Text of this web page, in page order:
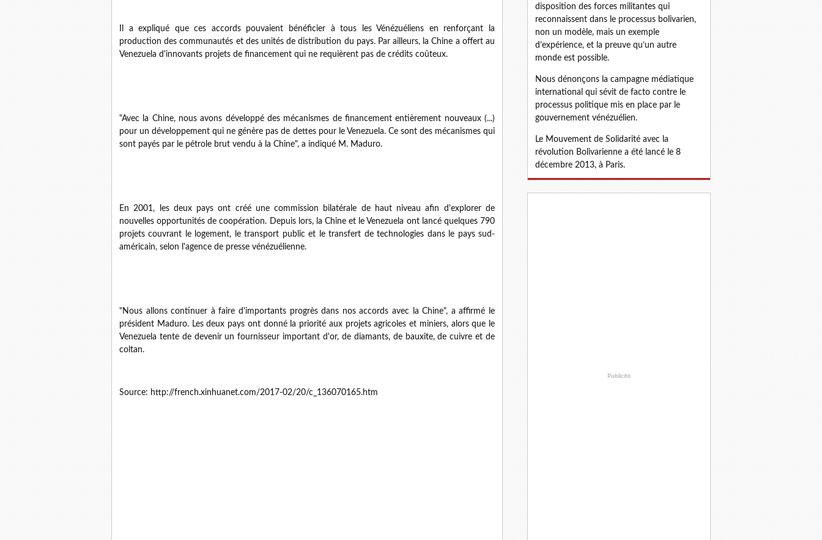
Il a expliqué que ces accords pouvaient bénéficier à tous les Vénézuéliens en renforçant la
production des communautés et des unités de distribution du pays. Par ailleurs, la Chine a offert au
Venezuela d'innovants projets de financement qui ne requièrent pas de crédits coûteux.
"Avec la Chine, nous avons développé des mécanismes de financement entièrement nouveaux (...)
pour un développement qui ne génère pas de dettes pour le Venezuela. Ce sont des mécanismes qui
sont payés par le pétrole brut vendu à la Chine", a indiqué M. Maduro.
En 2001, les deux pays ont créé une commission bilatérale de haut niveau afin d'explorer de
nouvelles opportunités de coopération. Depuis lors, la Chine et le Venezuela ont lancé quelques 790
projets couvrant le logement, le transport public et le transfert de technologies dans le pays sud-
américain, selon l'agence de presse vénézuélienne.
"Nous allons continuer à faire d'importants progrès dans nos accords avec la Chine", a affirmé le
président Maduro. Les deux pays ont donné la priorité aux projets agricoles et miniers, alors que le
Venezuela tente de devenir un fournisseur important d'or, de diamants, de bauxite, de cuivre et de
coltan.
Source: http://french.xinhuanet.com/2017-02/20/c_136070165.htm
disposition des forces militantes qui
reconnaissent dans le processus bolivarien,
non un modèle, mais un exemple
d’expérience, et la preuve qu’un autre
monde est possible.
Nous dénonçons la campagne médiatique
international qui sévit de facto contre le
processus politique mis en place par le
gouvernement vénézuélien.
Le Mouvement de Solidarité avec la
révolution Bolivarienne a été lancé le 8
décembre 2013, à Paris.
Publicité